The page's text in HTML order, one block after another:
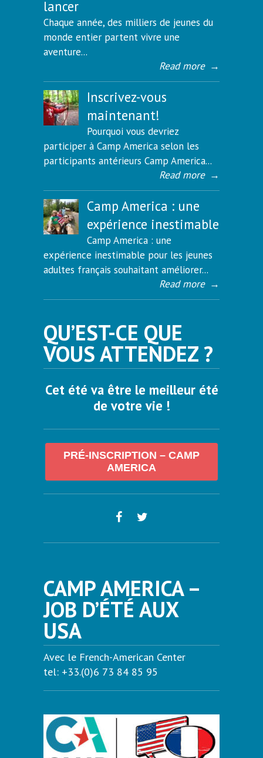
lancer
Chaque année, des milliers de jeunes du
monde entier partent vivre une
aventure...
Read more →
Inscrivez-vous
maintenant!
Pourquoi vous devriez
participer à Camp America selon les
participants antérieurs Camp America...
Read more →
Camp America : une
expérience inestimable
Camp America : une
expérience inestimable pour les jeunes
adultes français souhaitant améliorer...
Read more →
QU’EST-CE QUE
VOUS ATTENDEZ ?
Cet été va être le meilleur été
de votre vie !
PRÉ-INSCRIPTION – CAMP
AMERICA
CAMP AMERICA –
JOB D’ÉTÉ AUX
USA
Avec le French-American Center
tel: +33.(0)6 73 84 85 95